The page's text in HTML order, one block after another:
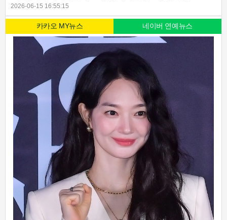
2026-06-15 16:55:15
카카오 MY뉴스 네이버 연예뉴스